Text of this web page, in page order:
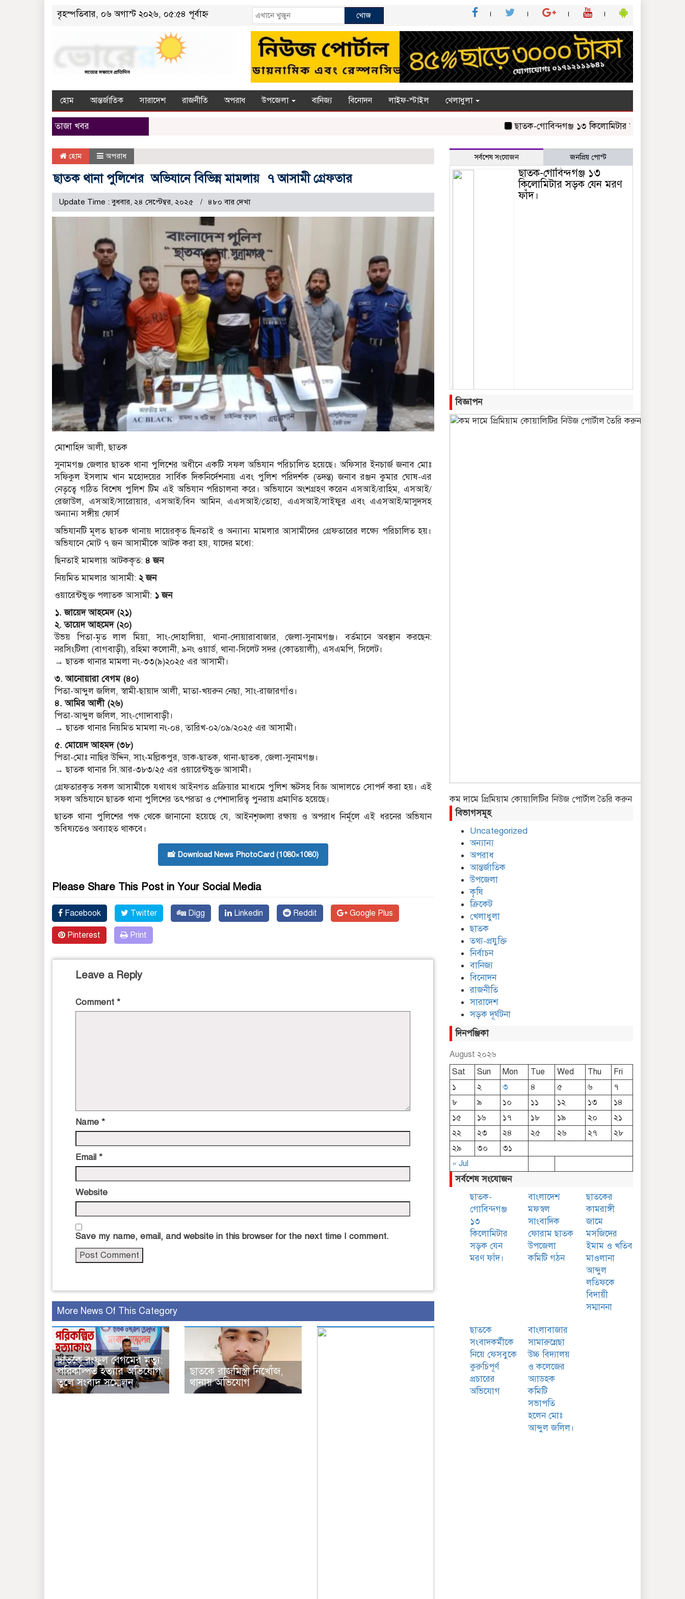
বৃহস্পতিবার, ০৬ অগাস্ট ২০২৬, ০৫:৫৪ পূর্বাহ্ন খোজ
হোম আন্তর্জাতিক সারাদেশ রাজনীতি অপরাধ উপজেলা বানিজ্য বিনোদন লাইফ-স্টাইল খেলাধুলা
তাজা খবর ছাতক-গোবিন্দগঞ্জ ১৩ কিলোমিটার সড়ক যেন মরণ ফাঁদ।
হোম অপরাধ
ছাতক থানা পুলিশের অভিযানে বিভিন্ন মামলায় ৭ আসামী গ্রেফতার
Update Time : বুধবার, ২৪ সেপ্টেম্বর, ২০২৫ ৪৮০ বার দেখা
মোশাহিদ আলী, ছাতক
সুনামগঞ্জ জেলার ছাতক থানা পুলিশের অধীনে একটি সফল অভিযান পরিচালিত হয়েছে। অফিসার ইনচার্জ জনাব মোঃ
সফিকুল ইসলাম খান মহোদয়ের সার্বিক দিকনির্দেশনায় এবং পুলিশ পরিদর্শক (তদন্ত) জনাব রঞ্জন কুমার ঘোষ-এর
নেতৃত্বে গঠিত বিশেষ পুলিশ টিম এই অভিযান পরিচালনা করে। অভিযানে অংশগ্রহণ করেন এসআই/রাহিম, এসআই/
রেজাউল, এসআই/সারোয়ার, এসআই/বিন আমিন, এএসআই/তোহা, এএসআই/সাইফুর এবং এএসআই/মাসুদসহ
অন্যান্য সঙ্গীয় ফোর্স
অভিযানটি মূলত ছাতক থানায় দায়েরকৃত ছিনতাই ও অন্যান্য মামলার আসামীদের গ্রেফতারের লক্ষ্যে পরিচালিত হয়।
অভিযানে মোট ৭ জন আসামীকে আটক করা হয়, যাদের মধ্যে:
ছিনতাই মামলায় আটককৃত: ৪ জন
নিয়মিত মামলার আসামী: ২ জন
ওয়ারেন্টভুক্ত পলাতক আসামী: ১ জন
১. জায়েদ আহমেদ (২১)
২. তায়েদ আহমেদ (২০)
উভয় পিতা-মৃত লাল মিয়া, সাং-দোহালিয়া, থানা-দোয়ারাবাজার, জেলা-সুনামগঞ্জ। বর্তমানে অবস্থান করছেন:
নরসিংটিলা (বাগবাড়ী), রহিমা কলোনী, ৯নং ওয়ার্ড, থানা-সিলেট সদর (কোতয়ালী), এসএমপি, সিলেট।
→ ছাতক থানার মামলা নং-৩৩(৯)২০২৫ এর আসামী।
৩. আনোয়ারা বেগম (৪০)
পিতা-আব্দুল জলিল, স্বামী-ছায়াদ আলী, মাতা-খয়রুন নেছা, সাং-রাজারগাঁও।
৪. আমির আলী (২৬)
পিতা-আব্দুল জলিল, সাং-গোদাবাড়ী।
→ ছাতক থানার নিয়মিত মামলা নং-০৪, তারিখ-০২/০৯/২০২৫ এর আসামী।
৫. মোয়েদ আহমদ (৩৮)
পিতা-মোঃ নাছির উদ্দিন, সাং-মল্লিকপুর, ডাক-ছাতক, থানা-ছাতক, জেলা-সুনামগঞ্জ।
→ ছাতক থানার সি.আর-৩৮৩/২৫ এর ওয়ারেন্টভুক্ত আসামী।
গ্রেফতারকৃত সকল আসামীকে যথাযথ আইনগত প্রক্রিয়ার মাধ্যমে পুলিশ স্কটসহ বিজ্ঞ আদালতে সোপর্দ করা হয়। এই
সফল অভিযানে ছাতক থানা পুলিশের তৎপরতা ও পেশাদারিত্ব পুনরায় প্রমাণিত হয়েছে।
ছাতক থানা পুলিশের পক্ষ থেকে জানানো হয়েছে যে, আইনশৃঙ্খলা রক্ষায় ও অপরাধ নির্মূলে এই ধরনের অভিযান
ভবিষ্যতেও অব্যাহত থাকবে।
📸 Download News PhotoCard (1080×1080)
Please Share This Post in Your Social Media
Facebook Twitter Digg Linkedin Reddit Google Plus
Pinterest Print
Leave a Reply
Comment *
Name *
Email *
Website
Save my name, email, and website in this browser for the next time I comment.
More News Of This Category
ছাতকে রংফুল বেগমের মৃত্যু:
পরিকল্পিত হত্যার অভিযোগ
তুলে সংবাদ সম্মেলন
ছাতকে রাজমিস্ত্রী নিখোঁজ,
থানায় অভিযোগ
সর্বশেষ সংযোজন জনপ্রিয় পোস্ট
ছাতক-গোবিন্দগঞ্জ ১৩
কিলোমিটার সড়ক যেন মরণ
ফাঁদ।
বিজ্ঞাপন
কম দামে প্রিমিয়াম কোয়ালিটির নিউজ পোর্টাল তৈরি করুন
বিভাগসমূহ
Uncategorized
অন্যান্য
অপরাধ
আন্তর্জাতিক
উপজেলা
কৃষি
ক্রিকেট
খেলাধুলা
ছাতক
তথ্য-প্রযুক্তি
নির্বাচন
বানিজ্য
বিনোদন
রাজনীতি
সারাদেশ
সড়ক দূর্ঘটনা
দিনপঞ্জিকা
August ২০২৬
Sat
Sun Mon Tue Wed Thu Fri
« Jul
১ ২ ৩ ৪ ৫ ৬
৭
৮
৯ ১০ ১১ ১২ ১৩
১৪
১৫
১৬ ১৭ ১৮ ১৯ ২০
২১
২২
২৩ ২৪ ২৫ ২৬ ২৭
২৮
২৯
৩০ ৩১
সর্বশেষ সংযোজন
ছাতক-
গোবিন্দগঞ্জ
১৩
কিলোমিটার
সড়ক যেন
মরণ ফাঁদ।
বাংলাদেশ
মফস্বল
সাংবাদিক
ফোরাম ছাতক
উপজেলা
কমিটি গঠন
ছাতকের
কামরাঙ্গী
জামে
মসজিদের
ইমাম ও খতিব
মাওলানা
আব্দুল
লতিফকে
বিদায়ী
সম্মাননা
ছাতকে
সংবাদকর্মীকে
নিয়ে ফেসবুকে
কুরুচিপূর্ণ
প্রচারের
অভিযোগ
বাংলাবাজার
সামারুন্নেছা
উচ্চ বিদ্যালয়
ও কলেজের
অ্যাডহক
কমিটি
সভাপতি
হলেন মোঃ
আব্দুল জলিল।